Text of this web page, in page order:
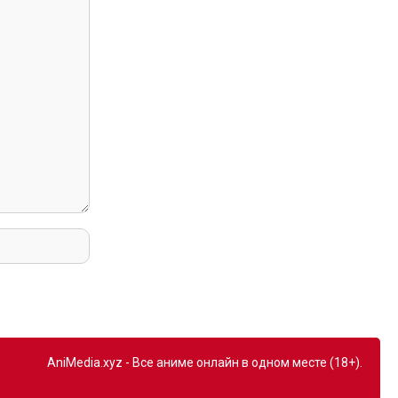
AniMedia.xyz - Все аниме онлайн в одном месте (18+).